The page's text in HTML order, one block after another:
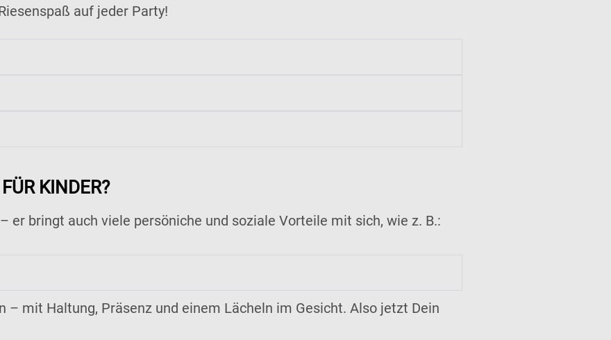
auf jeder Party!
KINDER?
er bringt auch viele persöniche und soziale Vorteile mit sich, wie z. B.:
– mit Haltung, Präsenz und einem Lächeln im Gesicht. Also jetzt Dein